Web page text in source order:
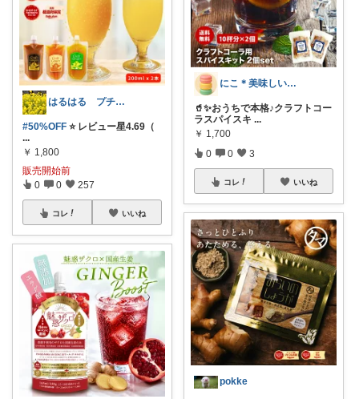
はるはる プチプラで楽しく♡*.+゜
#50%OFF ⭐ レビュー星4.69（
...
￥ 1,800
販売開始前
0 0 257
コレ いいね
にこ＊美味しいは幸せ♡
🥤✨おうちで本格♪クラフトコー
ラスパイスキ ...
￥ 1,700
0 0 3
コレ いいね
pokke